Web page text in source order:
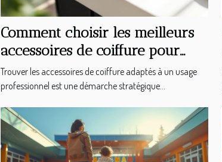
Comment choisir les meilleurs
accessoires de coiffure pour
professionnels ?
Trouver les accessoires de coiffure adaptés à un usage
professionnel est une démarche stratégique...